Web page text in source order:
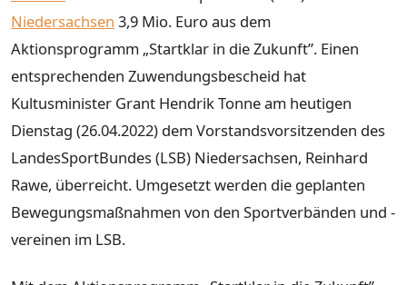
Niedersachsen 3,9 Mio. Euro aus dem
Aktionsprogramm „Startklar in die Zukunft”. Einen
entsprechenden Zuwendungsbescheid hat
Kultusminister Grant Hendrik Tonne am heutigen
Dienstag (26.04.2022) dem Vorstandsvorsitzenden des
LandesSportBundes (LSB) Niedersachsen, Reinhard
Rawe, überreicht. Umgesetzt werden die geplanten
Bewegungsmaßnahmen von den Sportverbänden und -
vereinen im LSB.